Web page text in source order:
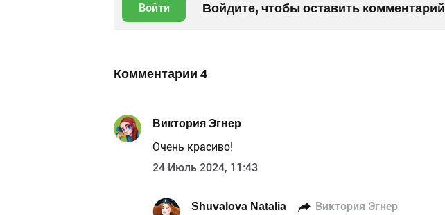
Войти Войдите, чтобы оставить комментарий
Комментарии 4
Виктория Эгнер
Очень красиво!
24 Июль 2024, 11:43
Shuvalova Natalia Виктория Эгнер